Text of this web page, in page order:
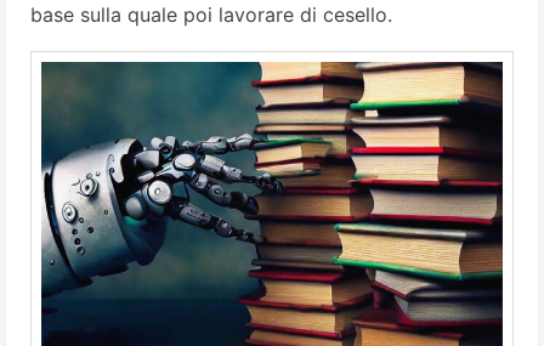
base sulla quale poi lavorare di cesello.